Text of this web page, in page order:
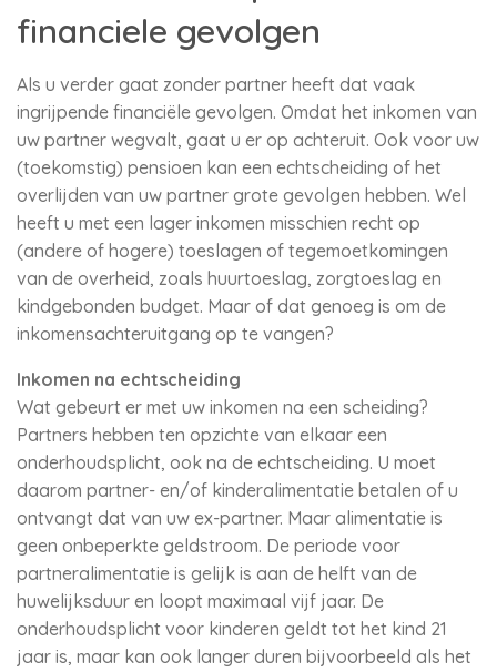
financiele gevolgen
Als u verder gaat zonder partner heeft dat vaak
ingrijpende financiële gevolgen. Omdat het inkomen van
uw partner wegvalt, gaat u er op achteruit. Ook voor uw
(toekomstig) pensioen kan een echtscheiding of het
overlijden van uw partner grote gevolgen hebben. Wel
heeft u met een lager inkomen misschien recht op
(andere of hogere) toeslagen of tegemoetkomingen
van de overheid, zoals huurtoeslag, zorgtoeslag en
kindgebonden budget. Maar of dat genoeg is om de
inkomensachteruitgang op te vangen?
Inkomen na echtscheiding
Wat gebeurt er met uw inkomen na een scheiding?
Partners hebben ten opzichte van elkaar een
onderhoudsplicht, ook na de echtscheiding. U moet
daarom partner- en/of kinderalimentatie betalen of u
ontvangt dat van uw ex-partner. Maar alimentatie is
geen onbeperkte geldstroom. De periode voor
partneralimentatie is gelijk is aan de helft van de
huwelijksduur en loopt maximaal vijf jaar. De
onderhoudsplicht voor kinderen geldt tot het kind 21
jaar is, maar kan ook langer duren bijvoorbeeld als het